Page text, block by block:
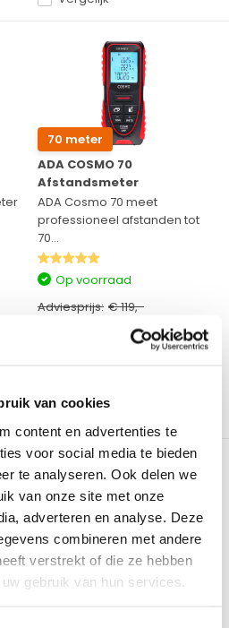
van cookies
content en advertenties te
voor social media te bieden
te analyseren. Ook delen we
van onze site met onze
adverteren en analyse. Deze
combineren met andere
verstrekt of die ze hebben
gebruik van hun services.
70 meter
ADA COSMO 70
Afstandsmeter
ADA Cosmo 70 meet
professioneel afstanden tot
70...
Op voorraad
Adviesprijs: € 119,-
120 meter
ADA COSMO 120 Video